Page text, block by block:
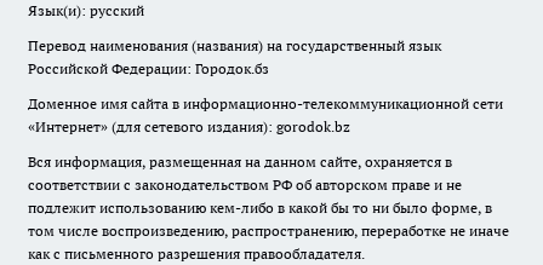
Язык(и): русский
Перевод наименования (названия) на государственный язык
Российской Федерации: Городок.бз
Доменное имя сайта в информационно-телекоммуникационной сети
«Интернет» (для сетевого издания): gorodok.bz
Вся информация, размещенная на данном сайте, охраняется в
соответствии с законодательством РФ об авторском праве и не
подлежит использованию кем-либо в какой бы то ни было форме, в
том числе воспроизведению, распространению, переработке не иначе
как с письменного разрешения правообладателя.